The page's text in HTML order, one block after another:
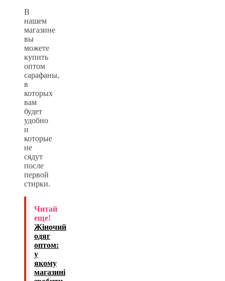
В
нашем
магазине
вы
можете
купить
оптом
сарафаны,
в
которых
вам
будет
удобно
и
которые
не
сядут
после
первой
стирки.
Читай
еще!
Жіночий
одяг
оптом:
у
якому
магазині